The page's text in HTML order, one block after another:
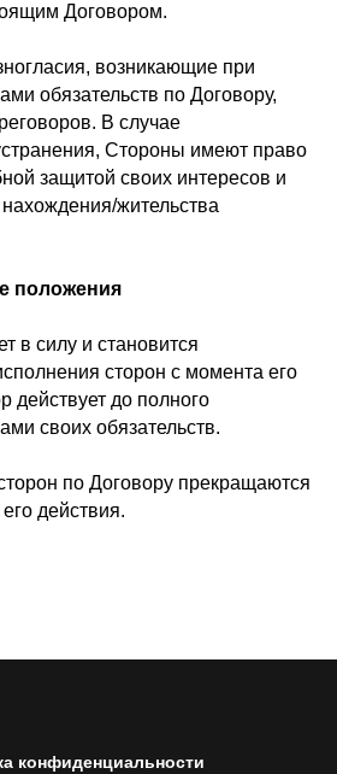
Договором.
возникающие при
обязательств по Договору,
В случае
Стороны имеют право
защитой своих интересов и
жительства
положения
в силу и становится
сторон с момента его
действует до полного
своих обязательств.
по Договору прекращаются
действия.
конфиденциальности